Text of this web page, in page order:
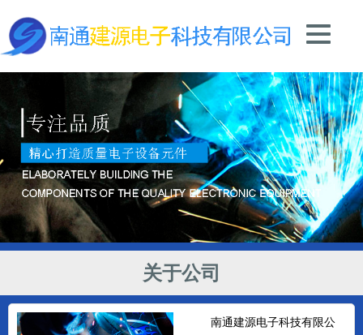
关于公司
南通建源电子科技有限公